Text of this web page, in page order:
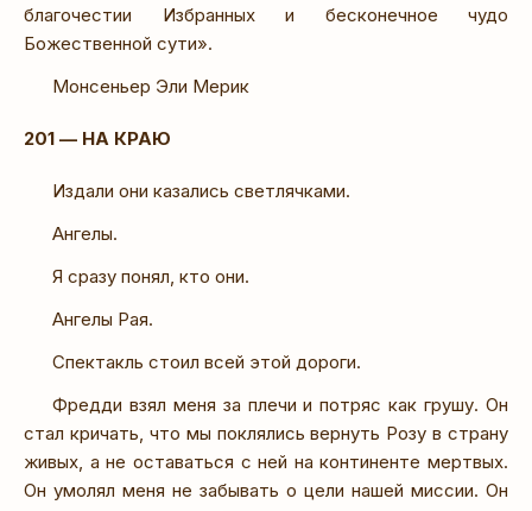
благочестии Избранных и бесконечное чудо
Божественной сути».
Монсеньер Эли Мерик
201 — НА КРАЮ
Издали они казались светлячками.
Ангелы.
Я сразу понял, кто они.
Ангелы Рая.
Спектакль стоил всей этой дороги.
Фредди взял меня за плечи и потряс как грушу. Он
стал кричать, что мы поклялись вернуть Розу в страну
живых, а не оставаться с ней на континенте мертвых.
Он умолял меня не забывать о цели нашей миссии. Он